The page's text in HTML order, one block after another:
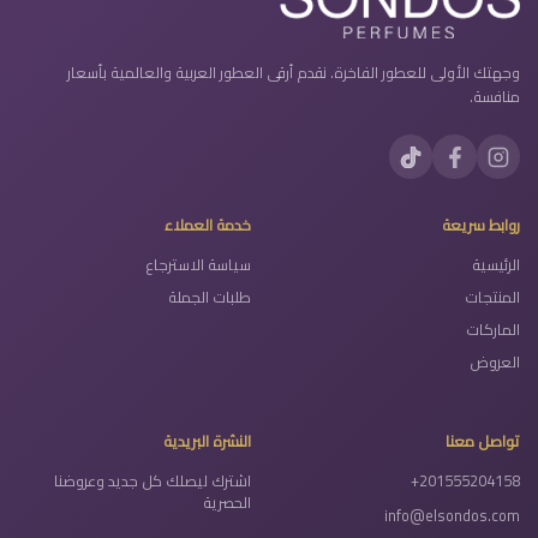
وجهتك الأولى للعطور الفاخرة. نقدم أرقى العطور العربية والعالمية بأسعار
منافسة.
روابط سريعة
الرئيسية
المنتجات
الماركات
العروض
خدمة العملاء
سياسة الاسترجاع
طلبات الجملة
تواصل معنا
+201555204158
info@elsondos.com
النشرة البريدية
اشترك ليصلك كل جديد وعروضنا
الحصرية